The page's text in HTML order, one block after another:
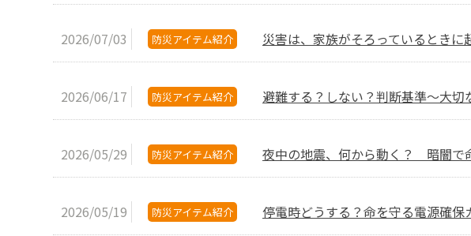
2026/07/03 防災アイテム紹介 災害は、家族がそろっているとき
2026/06/17 防災アイテム紹介 避難する？しない？判断基準～大
2026/05/29 防災アイテム紹介 夜中の地震、何から動く？ 暗闇で
2026/05/19 防災アイテム紹介 停電時どうする？命を守る電源確保